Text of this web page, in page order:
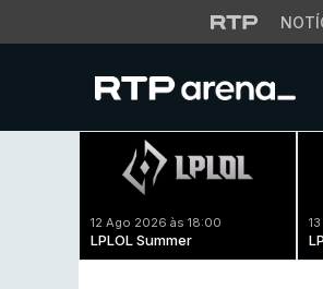
12 Ago 2026 às 18:00
LPLOL Summer